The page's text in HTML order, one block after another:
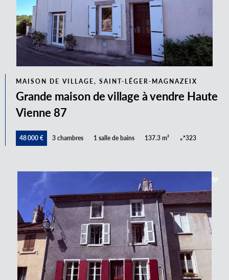
MAISON DE VILLAGE, SAINT-LÉGER-MAGNAZEIX
Grande maison de village à vendre Haute
Vienne 87
48 000 € 3 chambres 1 salle de bains 137.3 m² 323